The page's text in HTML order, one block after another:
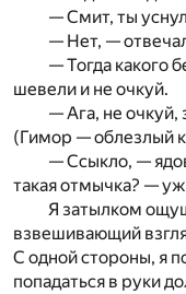
— Смит, ты
— Нет, —
— Тогда какого
шевели и не очкуй.
— Ага, не очкуй,
(Гимор — облезлый
— Ссыкло, —
такая отмычка? —
Я затылком
взвешивающий
С одной стороны, я
попадаться в руки